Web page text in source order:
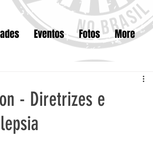
Eventos Fotos More
- Diretrizes e